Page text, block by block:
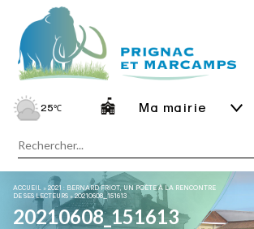
25℃ Ma mairie
ACCUEIL »2021 : BERNARD FRIOT, UN POÈTE À LA RENCONTRE
DE SES LECTEURS »20210608_151613
20210608_151613